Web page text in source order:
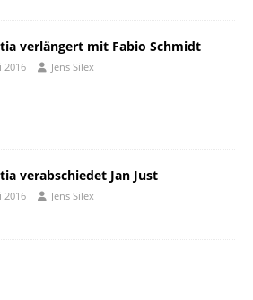
verlängert mit Fabio Schmidt
2016 Jens Silex
verabschiedet Jan Just
2016 Jens Silex